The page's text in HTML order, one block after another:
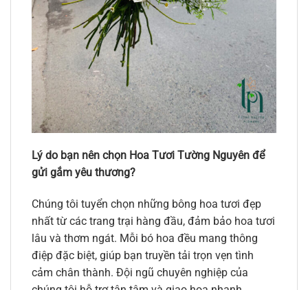
Lý do bạn nên chọn Hoa Tươi Tường Nguyên để
gửi gắm yêu thương?
Chúng tôi tuyển chọn những bông hoa tươi đẹp
nhất từ các trang trại hàng đầu, đảm bảo hoa tươi
lâu và thơm ngát. Mỗi bó hoa đều mang thông
điệp đặc biệt, giúp bạn truyền tải trọn vẹn tình
cảm chân thành. Đội ngũ chuyên nghiệp của